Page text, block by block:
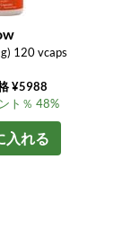
120 vcaps
¥5988
ト％ 48%
入れる